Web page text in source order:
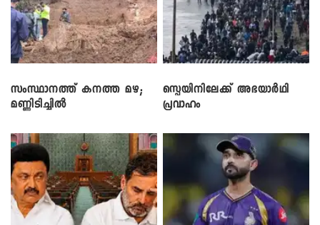
സംസ്ഥാനത്ത് കനത്ത മഴ;
മണ്ണിടിച്ചിൽ
സ്പെയിനിലേക്ക് അഭയാർഥി
പ്രവാഹം